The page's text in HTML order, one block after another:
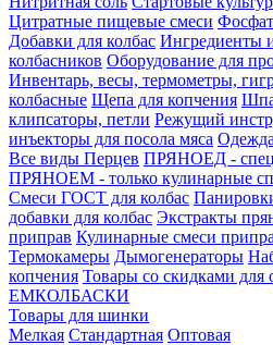
Цитратные пищевые смеси
Добавки для колбас Ингредиенты
колбасников Оборудование для
Инвентарь, весы, термометры,
колбасные Щепа для копчения
клипсаторы, петли Режущий
инъекторы для посола мяса
Все виды Перцев ПРЯНОЕД -
ПРЯНОЕМ - только кулинарные
Смеси ГОСТ для колбас
добавки для колбас Экстракты
приправ Кулинарные смеси
Термокамеры Дымогенераторы
копчения Товары со скидками для
ЕМКОЛБАСКИ
Товары для шинки
Мелкая Стандартная Оптовая